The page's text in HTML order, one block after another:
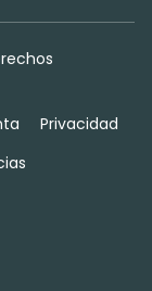
Privacidad